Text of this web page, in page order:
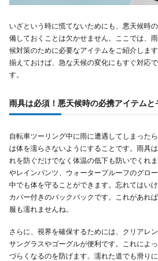
いざという時に慌てないためにも、悪天候時
備しておくことは欠かせません。ここでは、
候対策のために必要なアイテムをご紹介しま
揃えておけば、急な天候の変化にもすぐ対応
す。
雨具は必須！悪天候時の必携アイテムと
自転車ツーリング中に雨に遭遇してしまった
は体を濡らさないようにすることです。雨具
れを防ぐだけでなく体温の低下も防いでくれ
やレインパンツ、ウォータープルーフのグロ
中でも体を守ることができます。忘れてはい
カバー付きのバックパックです。これがあれ
服も濡れませんね。
さらに、視界を確保するためには、クリアレ
サングラスやゴーグルが便利です。これによ
づらくなるのを防げます。濡れた道でも滑り